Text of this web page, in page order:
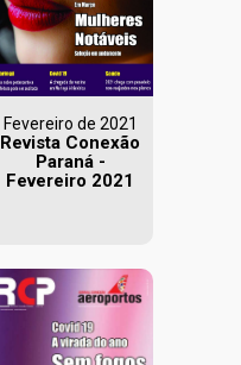
Fevereiro de 2021
Revista Conexão
Paraná -
Fevereiro 2021